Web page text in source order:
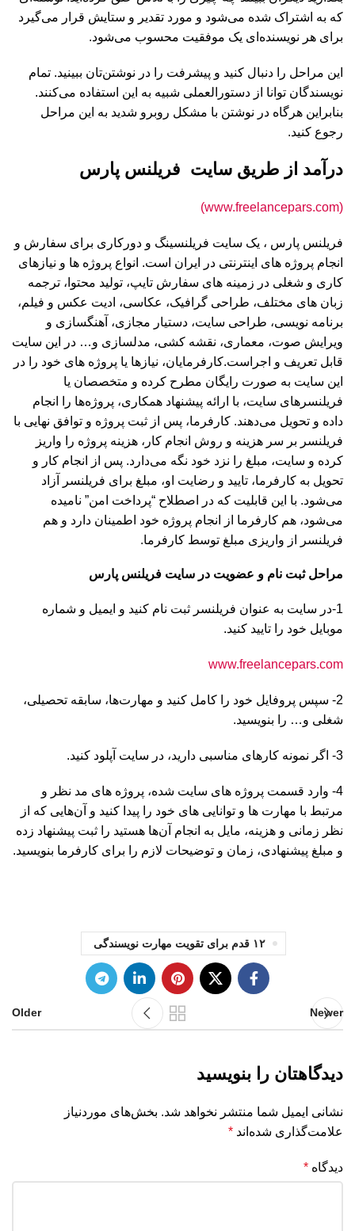
که به اشتراک شده می‌شود و مورد تقدیر و ستایش قرار می‌گیرد
برای هر نویسنده‌ای یک موفقیت محسوب می‌شود.
این مراحل را دنبال کنید و پیشرفت را در نوشتن‌تان ببینید. تمام
نویسندگان توانا از دستورالعملی شبیه به این استفاده می‌کنند.
بنابراین هرگاه در نوشتن با مشکل روبرو شدید به این مراحل
رجوع کنید.
درآمد از طریق سایت فریلنس پارس
(www.freelancepars.com)
فریلنس پارس ، یک سایت فریلنسینگ و دورکاری برای سفارش و
انجام پروژه های اینترنتی در ایران است. انواع پروژه ها و نیازهای
کاری و شغلی در زمینه های سفارش تایپ، تولید محتوا، ترجمه
زبان های مختلف، طراحی گرافیک، عکاسی، ادیت عکس و فیلم،
برنامه نویسی، طراحی سایت، دستیار مجازی، آهنگسازی و
ویرایش صوت، معماری، نقشه کشی، مدلسازی و… در این سایت
قابل تعریف و اجراست.کارفرمایان، نیازها یا پروژه های خود را در
این سایت به صورت رایگان مطرح کرده و متخصصان یا
فریلنسرهای سایت، با ارائه پیشنهاد همکاری، پروژه‌ها را انجام
داده و تحویل می‌دهند. کارفرما، پس از ثبت پروژه و توافق نهایی با
فریلنسر بر سر هزینه و روش انجام کار، هزینه پروژه را واریز
کرده و سایت، مبلغ را نزد خود نگه می‌دارد. پس از انجام کار و
تحویل به کارفرما، تایید و رضایت او، مبلغ برای فریلنسر آزاد
می‌شود. با این قابلیت که در اصطلاح “پرداخت امن” نامیده
می‌شود، هم کارفرما از انجام پروژه خود اطمینان دارد و هم
فریلنسر از واریزی مبلغ توسط کارفرما.
مراحل ثبت نام و عضویت در سایت فریلنس پارس
1-در سایت به عنوان فریلنسر ثبت نام کنید و ایمیل و شماره
موبایل خود را تایید کنید.
www.freelancepars.com
2- سپس پروفایل خود را کامل کنید و مهارت‌ها، سابقه تحصیلی،
شغلی و… را بنویسید.
3- اگر نمونه کارهای مناسبی دارید، در سایت آپلود کنید.
4- وارد قسمت پروژه های سایت شده، پروژه های مد نظر و
مرتبط با مهارت ها و توانایی های خود را پیدا کنید و آن‌هایی که از
نظر زمانی و هزینه، مایل به انجام آن‌ها هستید را ثبت پیشنهاد زده
و مبلغ پیشنهادی، زمان و توضیحات لازم را برای کارفرما بنویسید.
۱۲ قدم برای تقویت مهارت نویسندگی
Newer
Older
دیدگاهتان را بنویسید
نشانی ایمیل شما منتشر نخواهد شد. بخش‌های موردنیاز
علامت‌گذاری شده‌اند *
دیدگاه *